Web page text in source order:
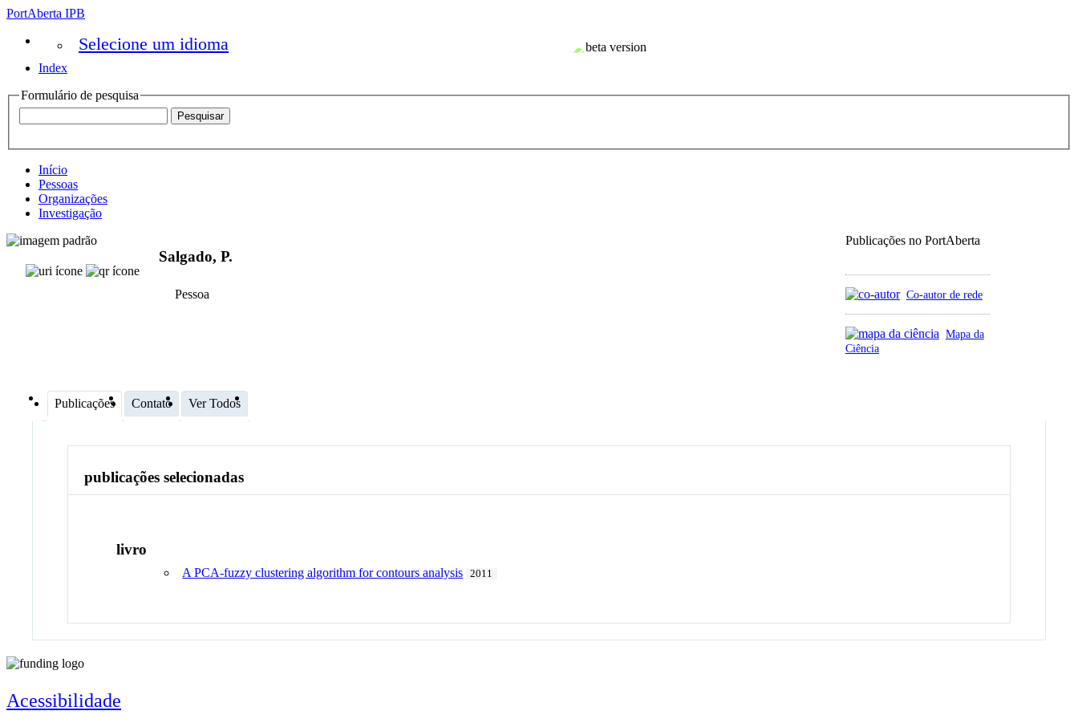
PortAberta IPB
Selecione um idioma
Index
Formulário de pesquisa
Início
Pessoas
Organizações
Investigação
Publicações no PortAberta
Co-autor de rede
Mapa da
Ciência
Salgado, P.
Pessoa
Publicações Contato Ver Todos
publicações selecionadas
livro
A PCA-fuzzy clustering algorithm for contours analysis 2011
Acessibilidade